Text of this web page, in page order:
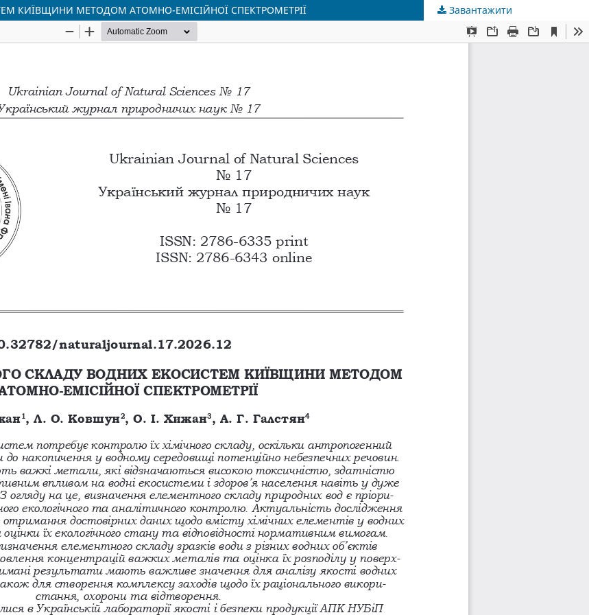
КИЇВЩИНИ МЕТОДОМ АТОМНО-ЕМІСІЙНОЇ СПЕКТРОМЕТРІЇ Завантажити